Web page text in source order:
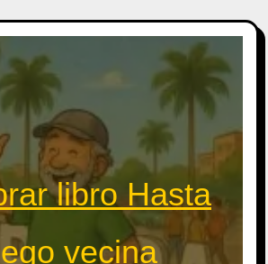
libro Hasta
vecina